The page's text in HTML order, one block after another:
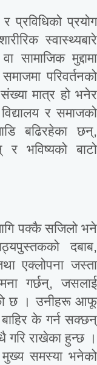
प्रविधिको प्रयोग
स्वास्थ्यबारे
सामाजिक मुद्दामा
परिवर्तनको
मात्र हो भनेर
र समाजको
बढिरहेका छन्,
र भविष्यको बाटो
पक्कै सजिलो भने
दबाब,
एक्लोपना जस्ता
गर्छन्, जसलाई
छ । उनीहरू आफू
के गर्न सक्छन्
गरि राखेका हुन्छ ।
मुख्य समस्या भनेको